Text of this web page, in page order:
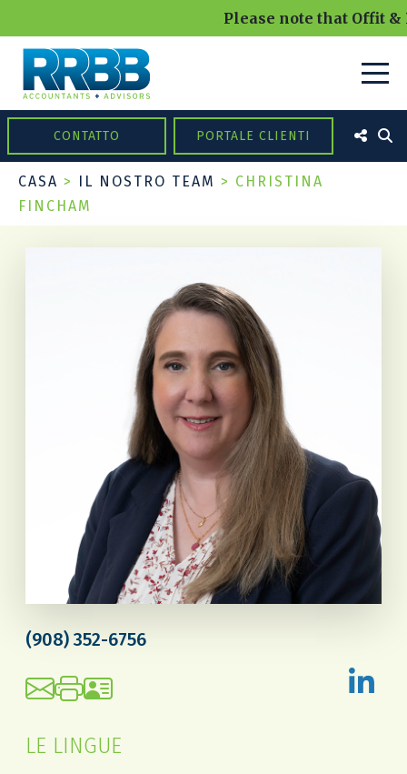
Please note that Offit &
CONTATTO PORTALE CLIENTI
CASA > IL NOSTRO TEAM > CHRISTINA
FINCHAM
(908) 352-6756
LE LINGUE